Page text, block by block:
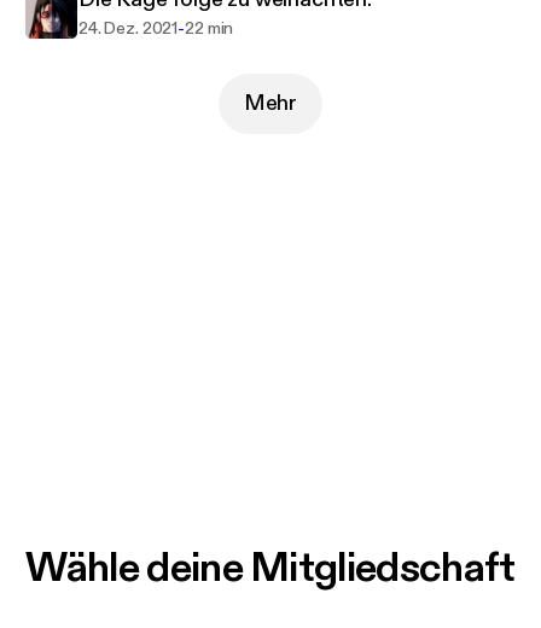
24. Dez. 2021-22 min
Mehr
Wähle deine Mitgliedschaft